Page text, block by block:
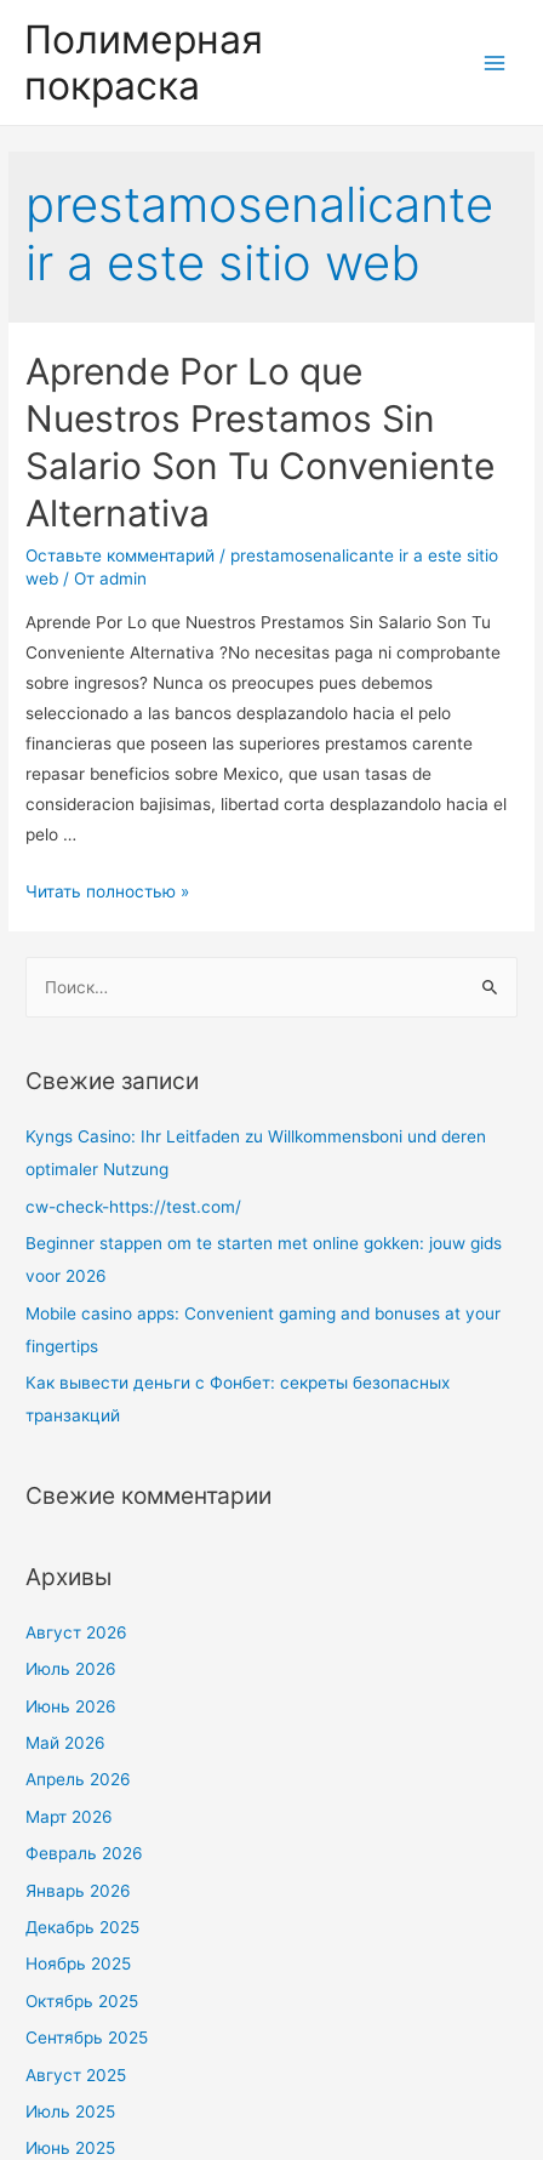
Полимерная
покраска
prestamosenalicante
ir a este sitio web
Aprende Por Lo que
Nuestros Prestamos Sin
Salario Son Tu Conveniente
Alternativa
Оставьте комментарий / prestamosenalicante ir a este sitio
web / От admin
Aprende Por Lo que Nuestros Prestamos Sin Salario Son Tu
Conveniente Alternativa ?No necesitas paga ni comprobante
sobre ingresos? Nunca os preocupes pues debemos
seleccionado a las bancos desplazandolo hacia el pelo
financieras que poseen las superiores prestamos carente
repasar beneficios sobre Mexico, que usan tasas de
consideracion bajisimas, libertad corta desplazandolo hacia el
pelo …
Aprende
que
Sin
Son
Tu
Читать полностью »
т
:
Свежие записи
Kyngs Casino: Ihr Leitfaden zu Willkommensboni und deren
optimaler Nutzung
cw-check-https://test.com/
Beginner stappen om te starten met online gokken: jouw gids
voor 2026
Mobile casino apps: Convenient gaming and bonuses at your
fingertips
Как вывести деньги с Фонбет: секреты безопасных
транзакций
Свежие комментарии
Архивы
Август 2026
Июль 2026
Июнь 2026
Май 2026
Апрель 2026
Март 2026
Февраль 2026
Январь 2026
Декабрь 2025
Ноябрь 2025
Октябрь 2025
Сентябрь 2025
Август 2025
Июль 2025
Июнь 2025